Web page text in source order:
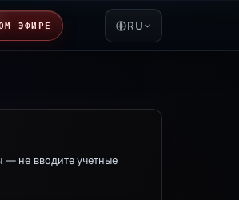
ЭФИРЕ RU
не вводите учетные